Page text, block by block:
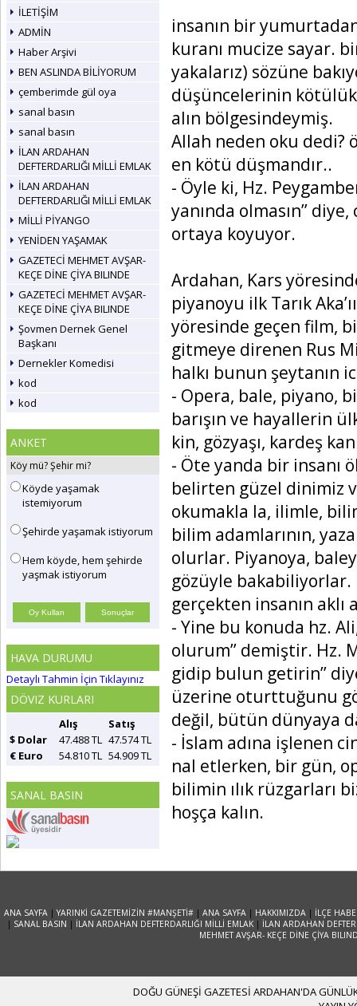
İLETİŞİM
ADMİN
Haber Arşivi
BEN ASLINDA BİLİYORUM
çemberimde gül oya
sanal basın
sanal basın
İLAN ARDAHAN
DEFTERDARLIĞI MİLLİ EMLAK
İLAN ARDAHAN
DEFTERDARLIĞI MİLLİ EMLAK
MİLLİ PİYANGO
YENİDEN YAŞAMAK
GAZETECİ MEHMET AVŞAR-
KEÇE DİNE ÇİYA BILINDE
GAZETECİ MEHMET AVŞAR-
KEÇE DİNE ÇİYA BILINDE
Şovmen Dernek Genel
Başkanı
Dernekler Komedisi
kod
kod
ANKET
Köy mü? Şehir mi?
Köyde yaşamak
istemiyorum
Şehirde yaşamak istiyorum
Hem köyde, hem şehirde
yaşmak istiyorum
HAVA DURUMU
Detaylı Tahmin İçin Tıklayınız
DÖVIZ KURLARI
Alış
Satış
$ Dolar
47.488 TL 47.574 TL
€ Euro
54.810 TL 54.909 TL
SANAL BASIN
insanın bir
kuranı mucize sayar.
yakalarız) sözüne
düşüncelerinin
alın bölgesindeymiş.
Allah neden oku dedi?
en kötü düşmandır..
- Öyle ki, Hz.
yanında olmasın’’
ortaya koyuyor.
Ardahan, Kars
piyanoyu ilk Tarık
yöresinde geçen film,
gitmeye direnen Rus
halkı bunun şeytanın
- Opera, bale, piyano,
barışın ve hayallerin
kin, gözyaşı, kardeş
- Öte yanda bir insanı
belirten güzel dinimiz
okumakla la, ilimle,
bilim adamlarının,
olurlar. Piyanoya,
gözüyle
gerçekten insanın aklı
- Yine bu konuda hz.
olurum’’ demiştir. Hz.
gidip bulun getirin’’
üzerine oturttuğunu
değil, bütün dünyaya
- İslam adına işlenen
nal etlerken, bir gün,
bilimin ılık rüzgarları
hoşça kalın.
ANA SAYFA |YARINKİ GAZETEMİZİN #MANŞETİ# |ANA SAYFA | HAKKIMIZDA | İLÇE
| SANAL BASIN | İLAN ARDAHAN DEFTERDARLIĞI MİLLİ EMLAK | İLAN ARDAHAN
MEHMET AVŞAR- KEÇE DİNE ÇİYA
DOĞU GÜNEŞİ GAZETESİ ARDAHAN'DA